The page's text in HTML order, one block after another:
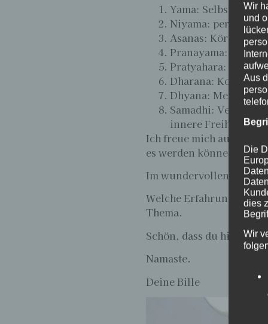
Yama:
Niyama:
Asanas:
Pranayama:
Pratyahara: Das
Dharana:
Dhyana:
Samadhi:
innere Freiheit.
Ich freue mich auf
es werden können:
Im wundervollen
Cityoga
Welche Erfahrungen
Thema.
Schön, dass du hier bist.
Namaste.
Deine Bille
Wir
und
Aus
Die
dies
Wir